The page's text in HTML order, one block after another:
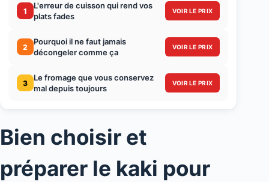
1
L'erreur de cuisson qui rend vos
plats fades
VOIR LE PRIX
2
Pourquoi il ne faut jamais
décongeler comme ça
VOIR LE PRIX
3
Le fromage que vous conservez
mal depuis toujours
VOIR LE PRIX
Bien choisir et
préparer le kaki pour